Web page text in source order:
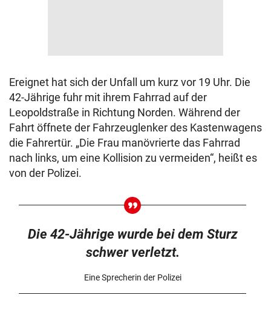
Ereignet hat sich der Unfall um kurz vor 19 Uhr. Die
42-Jährige fuhr mit ihrem Fahrrad auf der
Leopoldstraße in Richtung Norden. Während der
Fahrt öffnete der Fahrzeuglenker des Kastenwagens
die Fahrertür. „Die Frau manövrierte das Fahrrad
nach links, um eine Kollision zu vermeiden“, heißt es
von der Polizei.
Die 42-Jährige wurde bei dem Sturz
schwer verletzt.
Eine Sprecherin der Polizei